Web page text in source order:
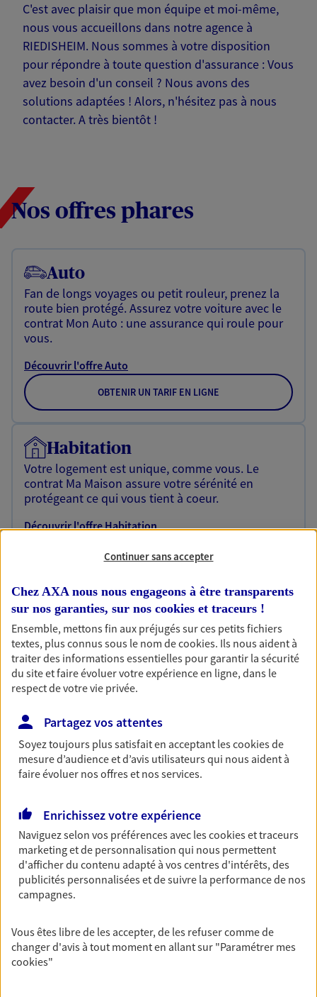
C'est avec plaisir que mon équipe et moi-même,
nous vous accueillons dans notre agence à
RIEDISHEIM. Nous sommes à votre disposition
pour répondre à toute question d'assurance : Vous
avez besoin d'un conseil ? Nous avons des
solutions adaptées ! Alors, n'hésitez pas à nous
contacter. A très bientôt !
Nos offres phares
Auto
Fan de longs voyages ou petit rouleur, prenez la
route bien protégé. Assurez votre voiture avec le
contrat Mon Auto : une assurance qui roule pour
vous.
Découvrir l'offre Auto
OBTENIR UN TARIF EN LIGNE
Habitation
Votre logement est unique, comme vous. Le
contrat Ma Maison assure votre sérénité en
protégeant ce qui vous tient à coeur.
Découvrir l'offre Habitation
OBTENIR UN TARIF EN LIGNE
Garantie Accidents de la Vie
Bricoleuse, féru de jardinage, pâtissier en herbe
ou grande lectrice… personne n'est à l'abri d'un
accident du quotidien. Avec Ma Protection
Accident, protégez votre qualité de vie et vos
revenus.
Découvrir l'offre Garantie Accidents de la Vie
OBTENIR UN TARIF EN LIGNE
Gagnez en simplicité et en sérénité avec votre
assurance multirisque entreprise. Un contrat
unique pour protéger vos locaux, matériels pro,
équipements et stocks… sans oublier votre
responsabilité civile.
Découvrir l'offre Multirisque Entreprise
DEMANDER UN DEVIS
Continuer sans accepter
Chez AXA nous nous engageons à être transparents
sur nos garanties, sur nos cookies et traceurs !
Ensemble, mettons fin aux préjugés sur ces petits fichiers
textes, plus connus sous le nom decookies. Ils nous aident à
traiter des informations essentielles pour garantir la sécurité
du site et faire évoluer votre expérience en ligne, dans le
respect de votre vie privée.
Partagez vos attentes
Soyez toujours plus satisfait en acceptant lescookiesde
mesure d’audience et d’avis utilisateurs qui nous aident à
faire évoluer nos offres et nos services.
Enrichissez votre expérience
Naviguez selon vos préférences avec lescookies et traceurs
marketing et de personnalisation qui nous permettent
d'afficher du contenu adapté à vos centres d'intérêts, des
publicités personnalisées et de suivre la performance de nos
campagnes.
Vous êtes libre de les accepter, de les refuser comme de
changer d'avis à tout moment en allant sur "Paramétrer mes
cookies"